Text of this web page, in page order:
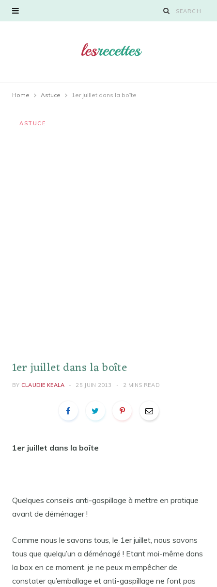
Home Astuce 1er juillet dans la boîte
ASTUCE
1er juillet dans la boîte
BY CLAUDIE KEALA 25 JUIN 2013 2 MINS READ
1er juillet dans la boîte
Quelques conseils anti-gaspillage à mettre en pratique
avant de déménager !
Comme nous le savons tous, le 1er juillet, nous savons
tous que quelqu’un a déménagé ! Etant moi-même dans
la box en ce moment, je ne peux m’empêcher de
constater qu’emballage et anti-gaspillage ne font pas